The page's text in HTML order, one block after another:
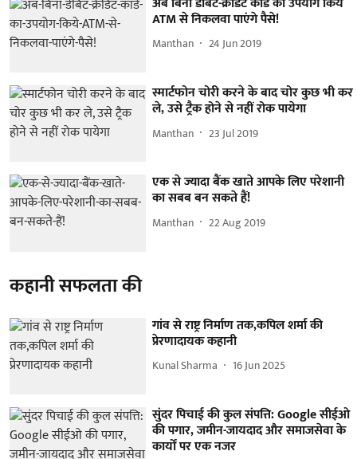
ATM से निकलवा पाएंगे पैसे!
Manthan 24 Jun 2019
स्मार्टफोन चोरी करने के बाद चोर कुछ भी कर
ले, उसे ट्रैक होने से नहीं रोक पायेगा
Manthan 23 Jul 2019
एक से ज्यादा बैंक खाते आपके लिए परेशानी
का सबब बन सकते हैं!
Manthan 22 Aug 2019
कहानी सफलता की
गांव से राष्ट्र निर्माण तक,कपिल शर्मा की
प्रेरणादायक कहानी
Kunal Sharma 16 Jun 2025
सुंदर पिचाई की कुल संपत्ति: Google सीईओ
की पगार, जमीन-जायदाद और समाजसेवा के
कार्यों पर एक नजर